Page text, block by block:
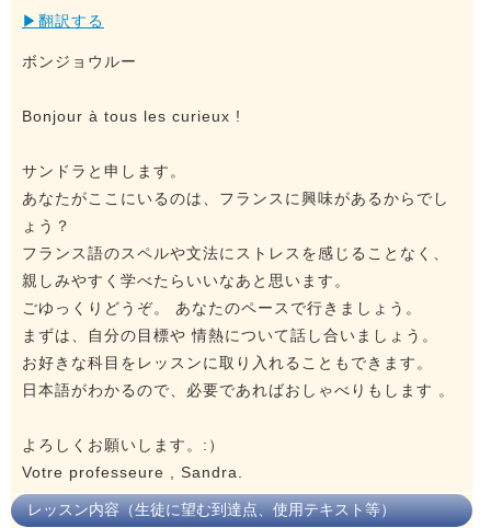
▶翻訳する
ボンジョウルー
Bonjour à tous les curieux !
サンドラと申します。
あなたがここにいるのは、フランスに興味があるからでし
ょう？
フランス語のスペルや文法にストレスを感じることなく、
親しみやすく学べたらいいなあと思います。
ごゆっくりどうぞ。 あなたのペースで行きましょう。
まずは、自分の目標や 情熱について話し合いましょう。
お好きな科目をレッスンに取り入れることもできます。
日本語がわかるので、必要であればおしゃべりもします 。
よろしくお願いします。:）
Votre professeure , Sandra.
レッスン内容（生徒に望む到達点、使用テキスト等）